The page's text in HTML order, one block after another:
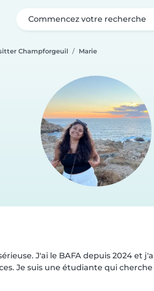
Commencez votre recherche
Champforgeuil Marie
J'ai le BAFA depuis 2024 et
Je suis une étudiante qui